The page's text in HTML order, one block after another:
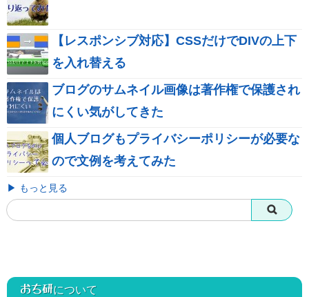
【レスポンシブ対応】CSSだけでDIVの上下
を入れ替える
ブログのサムネイル画像は著作権で保護され
にくい気がしてきた
個人ブログもプライバシーポリシーが必要な
ので文例を考えてみた
▶ もっと見る
おち研について